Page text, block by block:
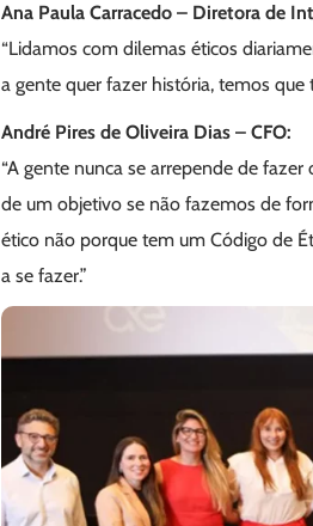
Ana Paula Carracedo – Diretora de
“Lidamos com dilemas éticos
a gente quer fazer história, temos
André Pires de Oliveira Dias – CFO:
“A gente nunca se arrepende de
de um objetivo se não fazemos de
ético não porque tem um Código de
a se fazer.”